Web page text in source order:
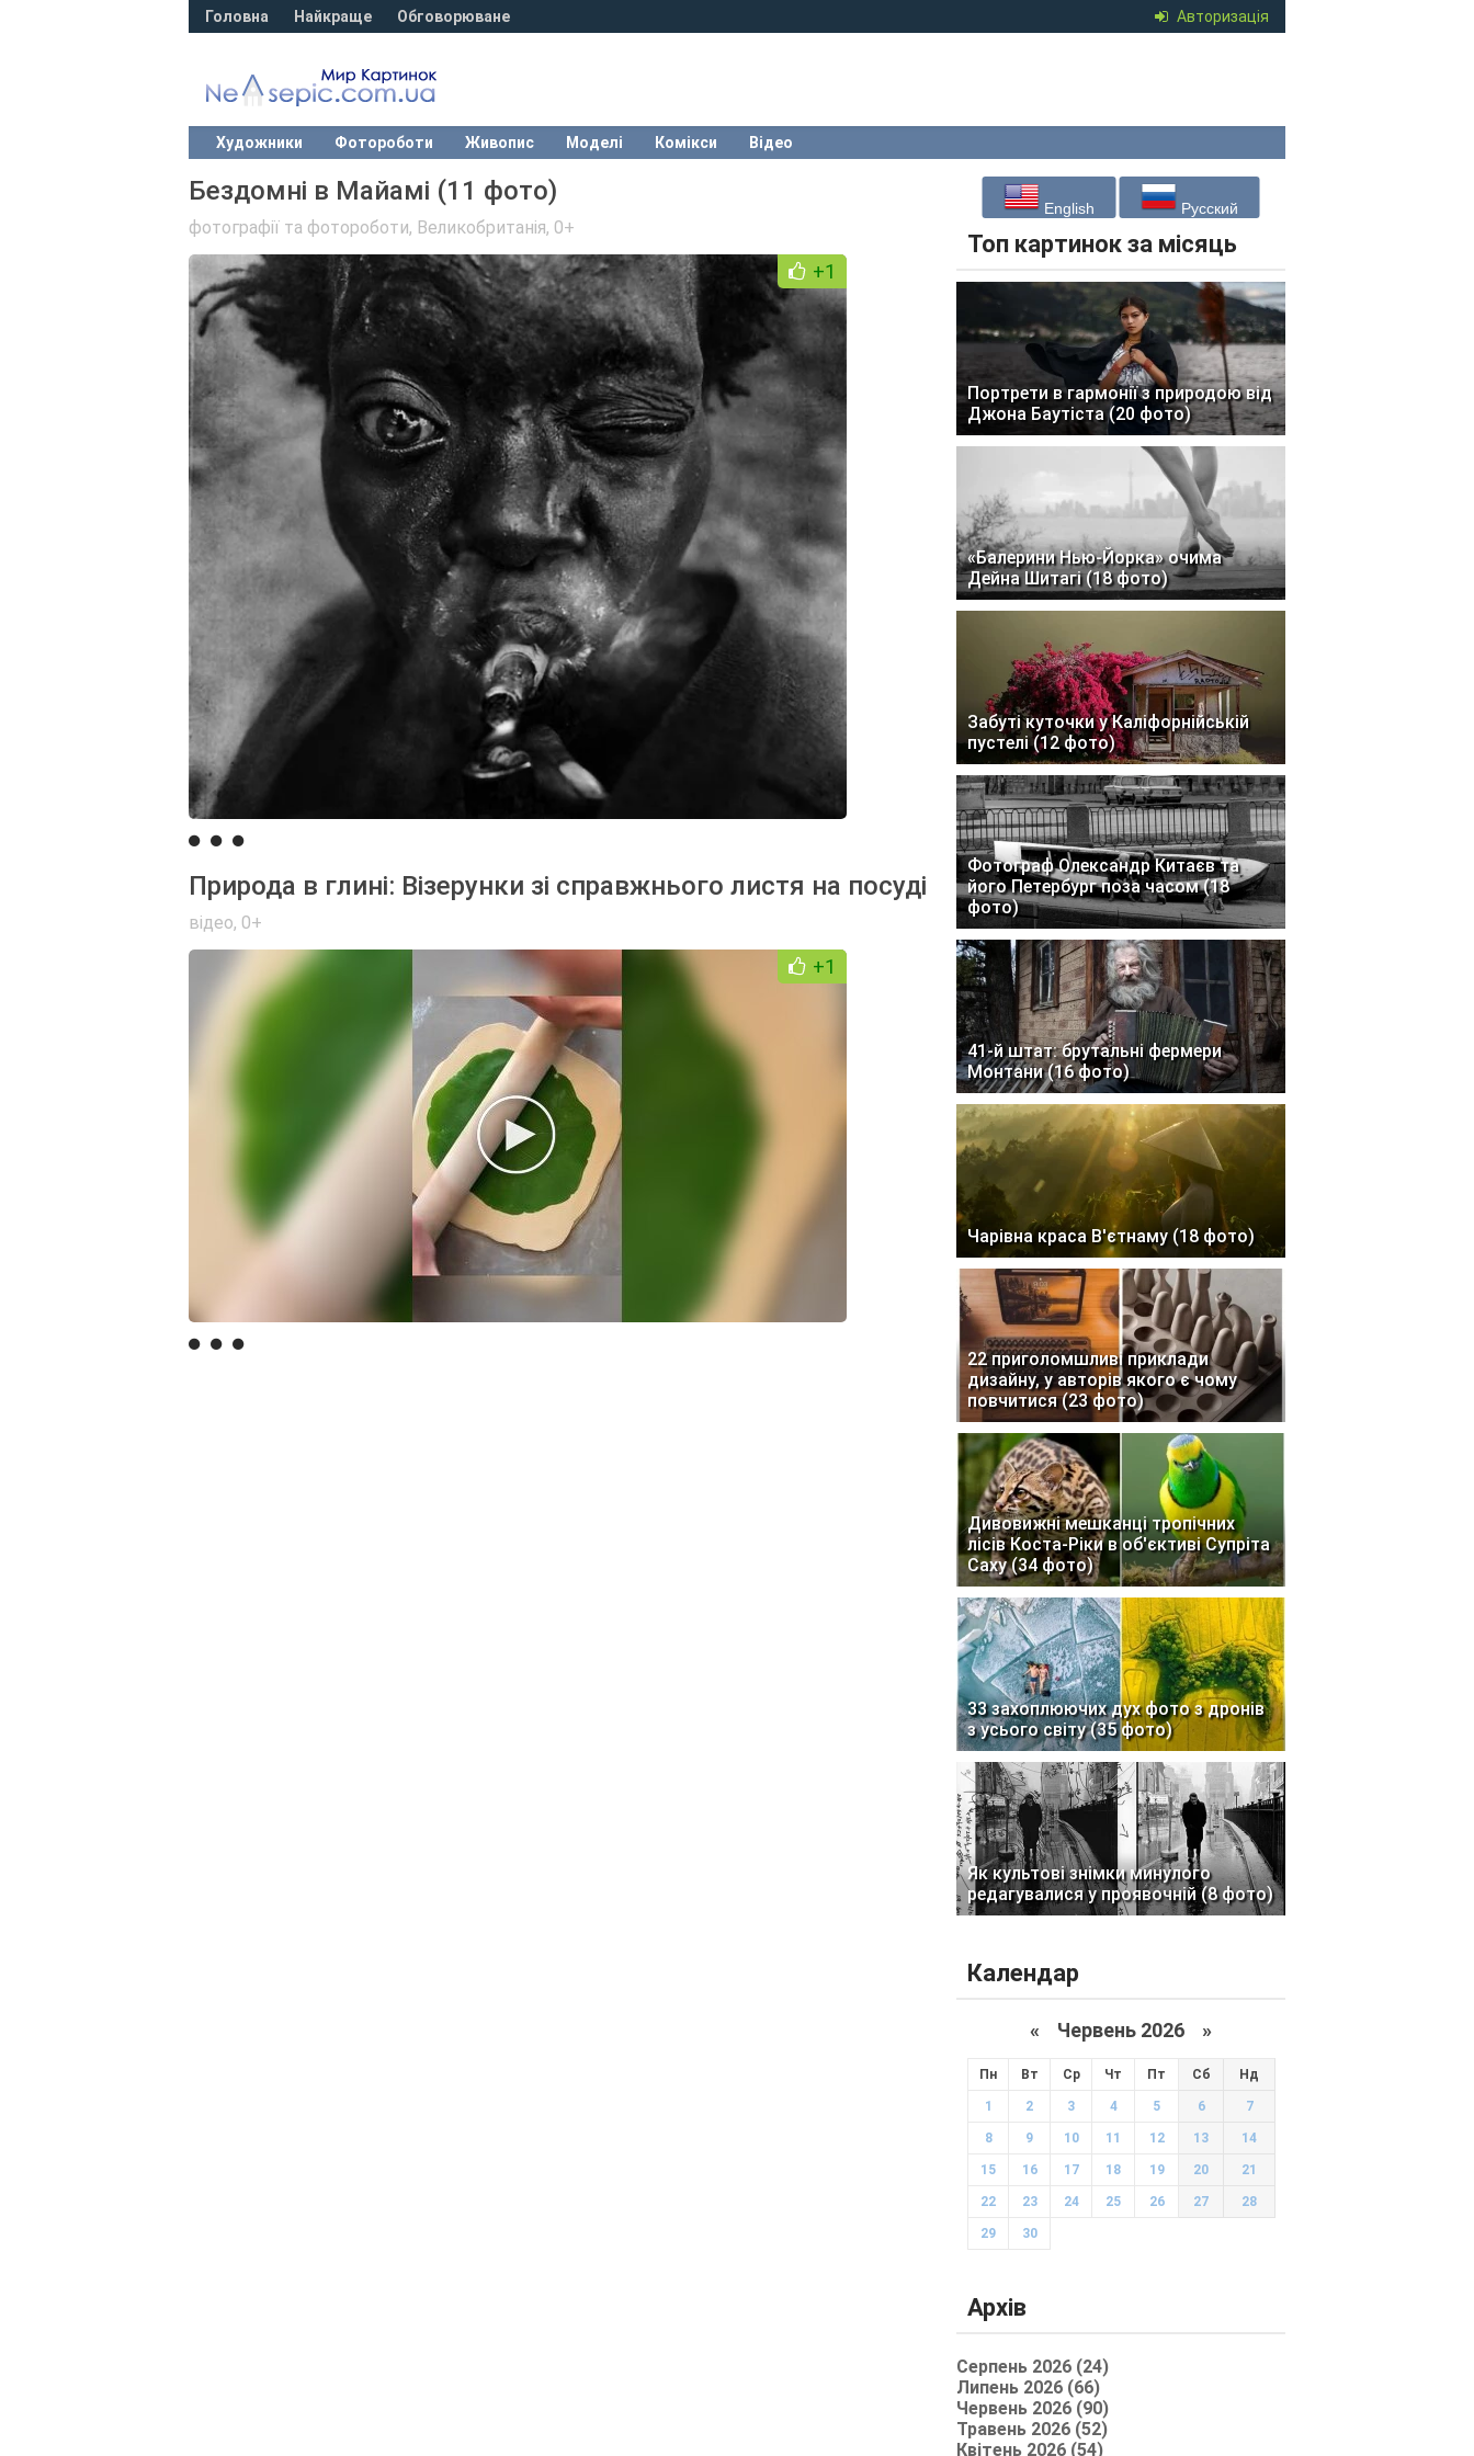
Авторизація
Головна Найкраще Обговорюване
Художники Фотороботи Живопис Моделі Комікси Відео
Бездомні в Майамі (11 фото)
фотографії та фотороботи, Великобританія, 0+
+1
Природа в глині: Візерунки зі справжнього листя на посуді
відео, 0+
+1
English Русский
Топ картинок за місяць
Портрети в гармонії з природою від
Джона Баутіста (20 фото)
«Балерини Нью-Йорка» очима
Дейна Шитагі (18 фото)
Забуті куточки у Каліфорнійській
пустелі (12 фото)
Фотограф Олександр Китаєв та
його Петербург поза часом (18
фото)
41-й штат: брутальні фермери
Монтани (16 фото)
Чарівна краса В'єтнаму (18 фото)
22 приголомшливі приклади
дизайну, у авторів якого є чому
повчитися (23 фото)
Дивовижні мешканці тропічних
лісів Коста-Ріки в об'єктиві Супріта
Саху (34 фото)
33 захоплюючих дух фото з дронів
з усього світу (35 фото)
Як культові знімки минулого
редагувалися у проявочній (8 фото)
Календар
« Червень 2026 »
Пн Вт Ср Чт Пт Сб Нд
1 2 3 4 5 6 7
8 9 10 11 12 13 14
15 16 17 18 19 20 21
22 23 24 25 26 27 28
29 30
Архів
Серпень 2026 (24)
Липень 2026 (66)
Червень 2026 (90)
Травень 2026 (52)
Квітень 2026 (54)